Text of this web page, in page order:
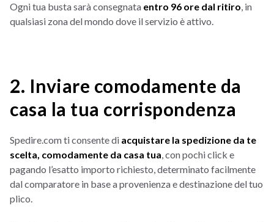
Ogni tua busta sarà consegnata entro 96 ore dal ritiro, in
qualsiasi zona del mondo dove il servizio è attivo.
2. Inviare comodamente da
casa la tua corrispondenza
Spedire.com ti consente di acquistare la spedizione da te
scelta, comodamente da casa tua, con pochi click e
pagando l’esatto importo richiesto, determinato facilmente
dal comparatore in base a provenienza e destinazione del tuo
plico.